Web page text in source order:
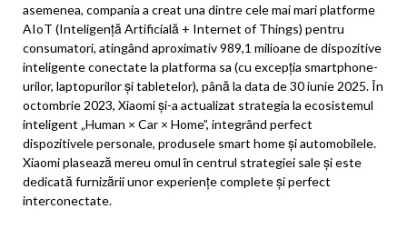
asemenea, compania a creat una dintre cele mai mari platforme
AIoT (Inteligență Artificială + Internet of Things) pentru
consumatori, atingând aproximativ 989,1 milioane de dispozitive
inteligente conectate la platforma sa (cu excepția smartphone-
urilor, laptopurilor și tabletelor), până la data de 30 iunie 2025. În
octombrie 2023, Xiaomi și-a actualizat strategia la ecosistemul
inteligent „Human × Car × Home”, integrând perfect
dispozitivele personale, produsele smart home și automobilele.
Xiaomi plasează mereu omul în centrul strategiei sale și este
dedicată furnizării unor experiențe complete și perfect
interconectate.